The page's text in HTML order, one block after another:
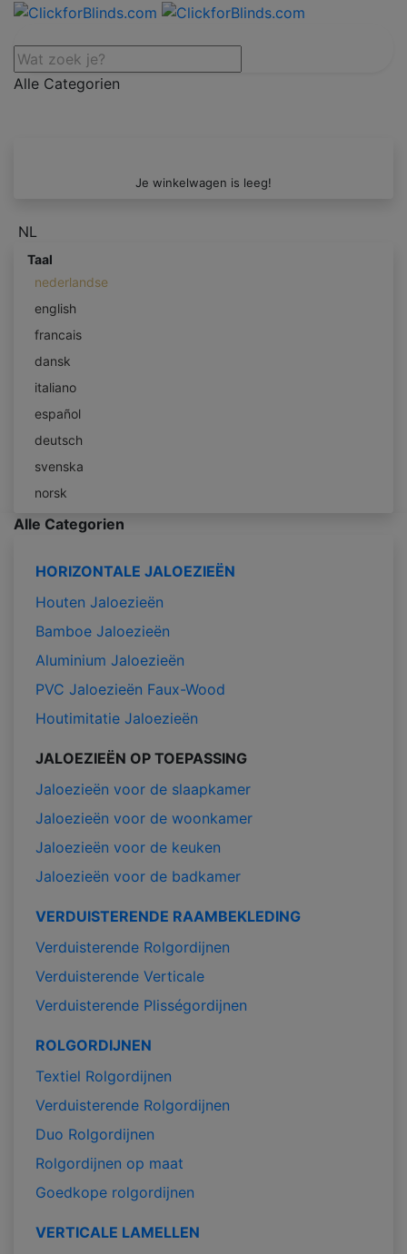
Alle Categorien
Je winkelwagen is leeg!
NL
Taal
nederlandse
english
francais
dansk
italiano
español
deutsch
svenska
norsk
Alle Categorien
HORIZONTALE JALOEZIEËN
Houten Jaloezieën
Bamboe Jaloezieën
Aluminium Jaloezieën
PVC Jaloezieën Faux-Wood
Houtimitatie Jaloezieën
JALOEZIEËN OP TOEPASSING
Jaloezieën voor de slaapkamer
Jaloezieën voor de woonkamer
Jaloezieën voor de keuken
Jaloezieën voor de badkamer
VERDUISTERENDE RAAMBEKLEDING
Verduisterende Rolgordijnen
Verduisterende Verticale
Verduisterende Plisségordijnen
ROLGORDIJNEN
Textiel Rolgordijnen
Verduisterende Rolgordijnen
Duo Rolgordijnen
Rolgordijnen op maat
Goedkope rolgordijnen
VERTICALE LAMELLEN